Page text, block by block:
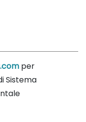
per
Sistema